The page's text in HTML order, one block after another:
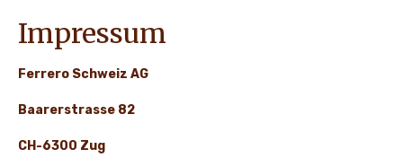
Impressum
Ferrero Schweiz AG
Baarerstrasse 82
CH-6300 Zug